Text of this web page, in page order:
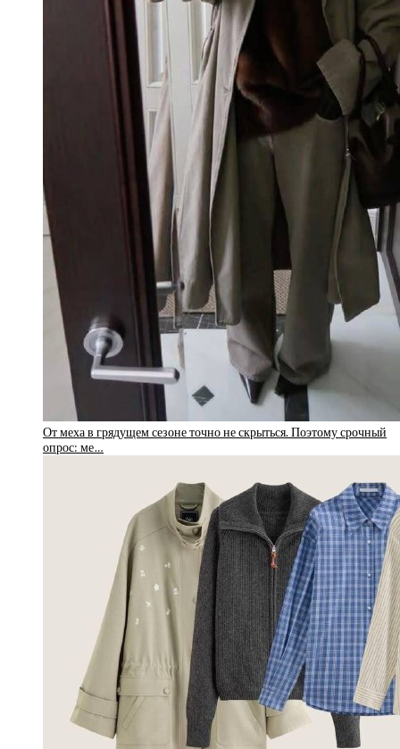
От меха в грядущем сезоне точно не скрыться. Поэтому срочный
опрос: ме…